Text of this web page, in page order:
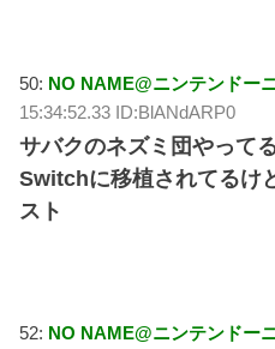
50: NO NAME@ニンテンドー
15:34:52.33 ID:BlANdARP0
サバクのネズミ団やって
Switchに移植されてるけ
スト
52: NO NAME@ニンテンドー